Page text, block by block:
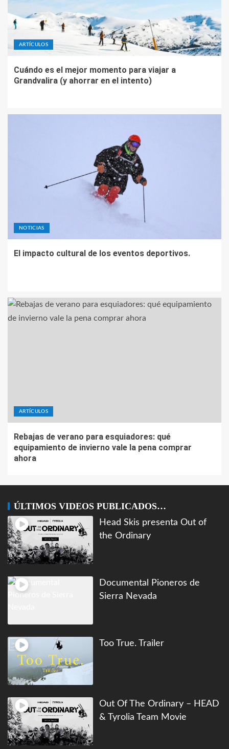
ARTÍCULOS
Cuándo es el mejor momento para viajar a
Grandvalira (y ahorrar en el intento)
NOTICIAS
El impacto cultural de los eventos deportivos.
ARTÍCULOS
Rebajas de verano para esquiadores: qué
equipamiento de invierno vale la pena comprar
ahora
ÚLTIMOS VIDEOS PUBLICADOS…
Head Skis presenta Out of
the Ordinary
Documental Pioneros de
Sierra Nevada
Too True. Trailer
Out Of The Ordinary – HEAD
& Tyrolia Team Movie